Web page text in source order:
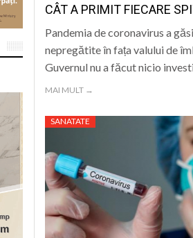
CÂT A PRIMIT FIECARE
Pandemia de coronavirus a
nepregătite în fața valului de
Guvernul nu a făcut nicio
MAI MULT →
SANATATE